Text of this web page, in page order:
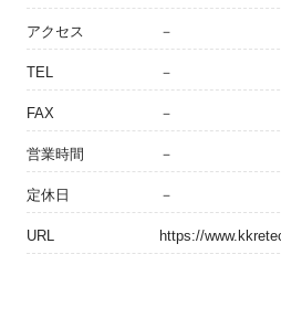
アクセス －
TEL －
FAX －
営業時間 －
定休日 －
URL https://